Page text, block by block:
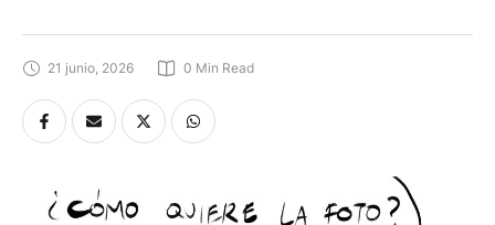
21 junio, 2026 0 Min Read